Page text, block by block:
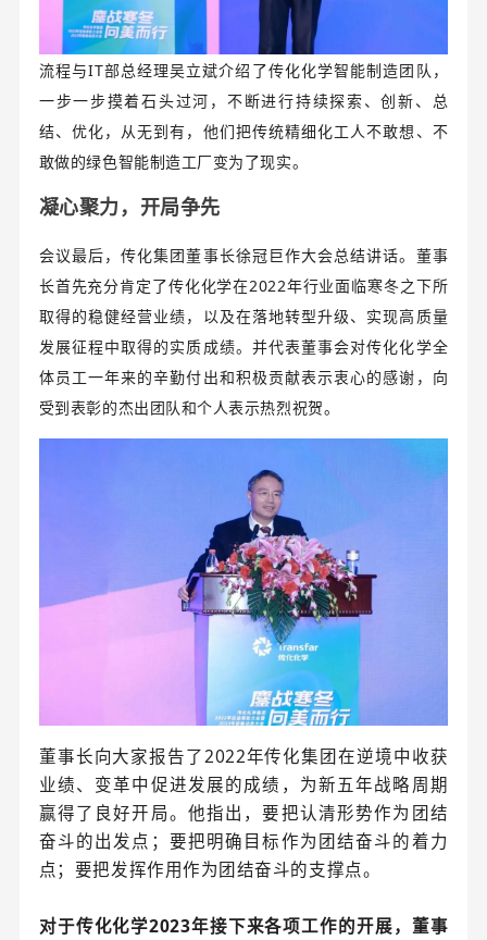
流程与IT部总经理吴立斌介绍了传化化学智能制造团队，
一步一步摸着石头过河，不断进行持续探索、创新、总
结、优化，从无到有，他们把传统精细化工人不敢想、不
敢做的绿色智能制造工厂变为了现实。
凝心聚力，开局争先
会议最后，传化集团董事长徐冠巨作大会总结讲话。董事
长首先充分肯定了传化化学在2022年行业面临寒冬之下所
取得的稳健经营业绩，以及在落地转型升级、实现高质量
发展征程中取得的实质成绩。并代表董事会对传化化学全
体员工一年来的辛勤付出和积极贡献表示衷心的感谢，向
受到表彰的杰出团队和个人表示热烈祝贺。
董事长向大家报告了2022年传化集团在逆境中收获
业绩、变革中促进发展的成绩，为新五年战略周期
赢得了良好开局。他指出，要把认清形势作为团结
奋斗的出发点；要把明确目标作为团结奋斗的着力
点；要把发挥作用作为团结奋斗的支撑点。
对于传化化学2023年接下来各项工作的开展，董事